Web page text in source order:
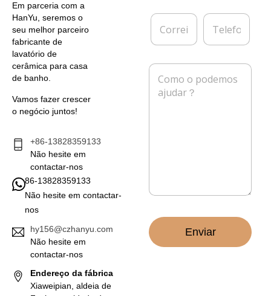
Em parceria com a
HanYu, seremos o
seu melhor parceiro
fabricante de
lavatório de
cerâmica para casa
de banho.
Vamos fazer crescer
o negócio juntos!
+86-13828359133
Não hesite em
contactar-nos
86-13828359133
Não hesite em contactar-
nos
hy156@czhanyu.com
Não hesite em
contactar-nos
Endereço da fábrica
Xiaweipian, aldeia de
*
e
C
r
e
c
T
l
f
o
n
M
Enviar